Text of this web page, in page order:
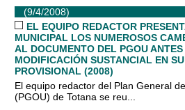
(9/4/2008)
EL EQUIPO REDACTOR
MUNICIPAL LOS NUMEROSOS
AL DOCUMENTO DEL PGOU
MODIFICACIÓN SUSTANCIAL EN
PROVISIONAL (2008)
El equipo redactor del Plan General
(PGOU) de Totana se reu...